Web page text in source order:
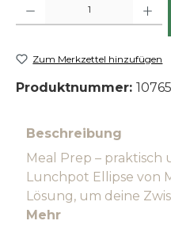
Zum Merkzettel hinzufügen
Produktnummer:
Beschreibung
Meal Prep – praktisch
Lunchpot Ellipse von
Lösung, um deine
Mehr